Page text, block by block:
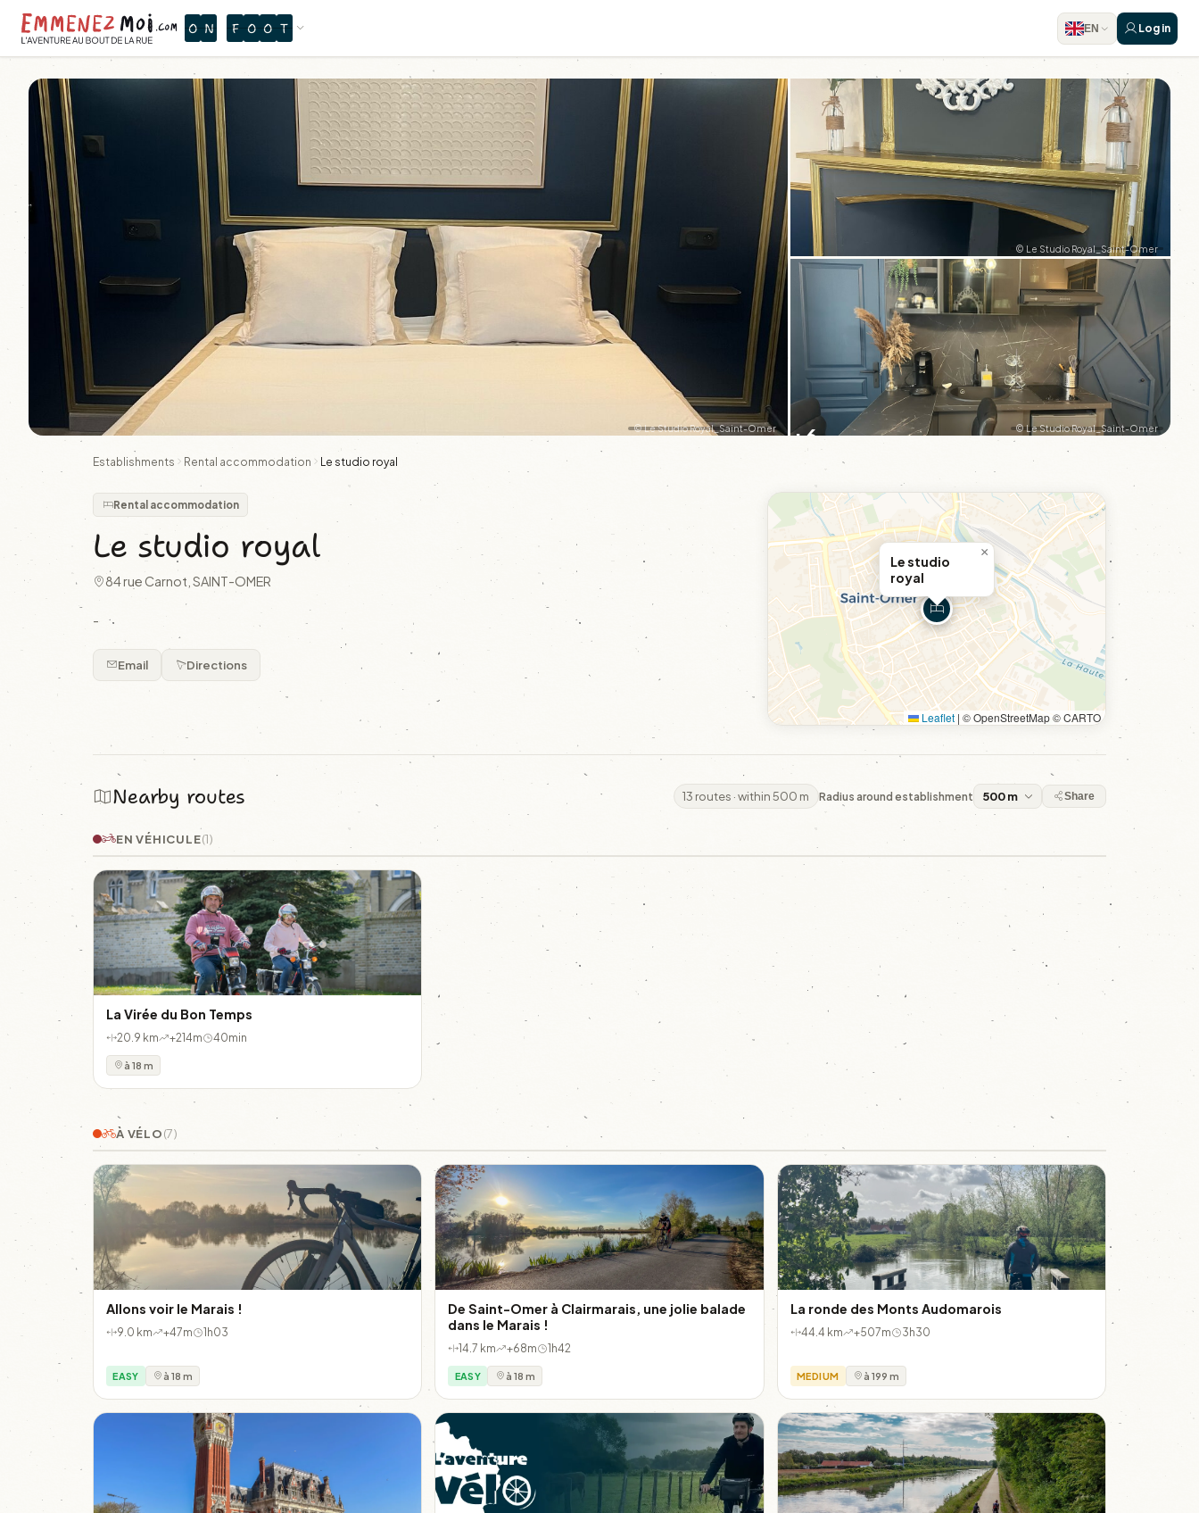
O N T H E W EN Log in
© Le Studio Royal_Saint-Omer
© Le Studio Royal_Saint-Omer
+6 © Le Studio Royal_Saint-Omer
Establishments Rental accommodation Le studio royal
Rental accommodation
Le studio royal
84 rue Carnot, SAINT-OMER
-
Email Directions
Le studio
royal
×
Leaflet | © OpenStreetMap © CARTO
Nearby routes 13 routes · within 500 m Radius around establishment Share
EN VÉHICULE(1)
La Virée du Bon Temps
20.9 km +214m 40min
à 18 m
À VÉLO(7)
Allons voir le Marais !
9.0 km +47m 1h03
EASY à 18 m
De Saint-Omer à Clairmarais, une jolie balade
dans le Marais !
14.7 km +68m 1h42
EASY à 18 m
La ronde des Monts Audomarois
44.4 km +507m 3h30
MEDIUM à 199 m